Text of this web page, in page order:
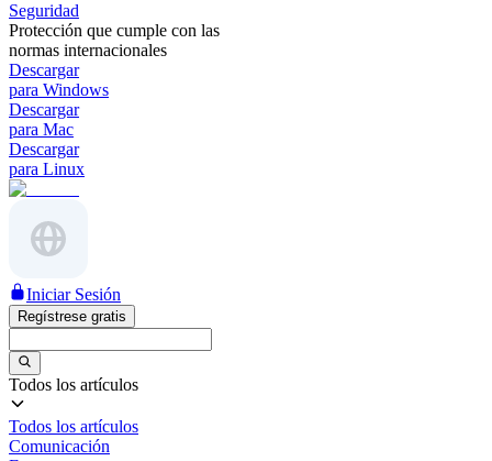
Seguridad
Protección que cumple con las
normas internacionales
Descargar
para Windows
Descargar
para Mac
Descargar
para Linux
Iniciar Sesión
Regístrese gratis
Todos los artículos
Todos los artículos
Comunicación